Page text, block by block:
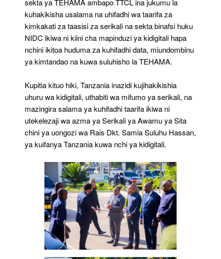
sekta ya TEHAMA ambapo TTCL ina jukumu la
kuhakikisha usalama na uhifadhi wa taarifa za
kimkakati za taasisi za serikali na sekta binafsi huku
NIDC ikiwa ni kiini cha mapinduzi ya kidigitali hapa
nchini ikitoa huduma za kuhifadhi data, miundombinu
ya kimtandao na kuwa suluhisho la TEHAMA.
Kupitia kituo hiki, Tanzania inazidi kujihakikishia
uhuru wa kidigitali, uthabiti wa mifumo ya serikali, na
mazingira salama ya kuhifadhi taarifa ikiwa ni
utekelezaji wa azma ya Serikali ya Awamu ya Sita
chini ya uongozi wa Rais Dkt. Samia Suluhu Hassan,
ya kuifanya Tanzania kuwa nchi ya kidigitali.